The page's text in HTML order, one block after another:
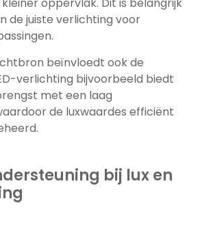
de juiste verlichting voor
beïnvloedt ook de
verlichting bijvoorbeeld biedt
met een laag
de luxwaardes efficiënt
bij lux en